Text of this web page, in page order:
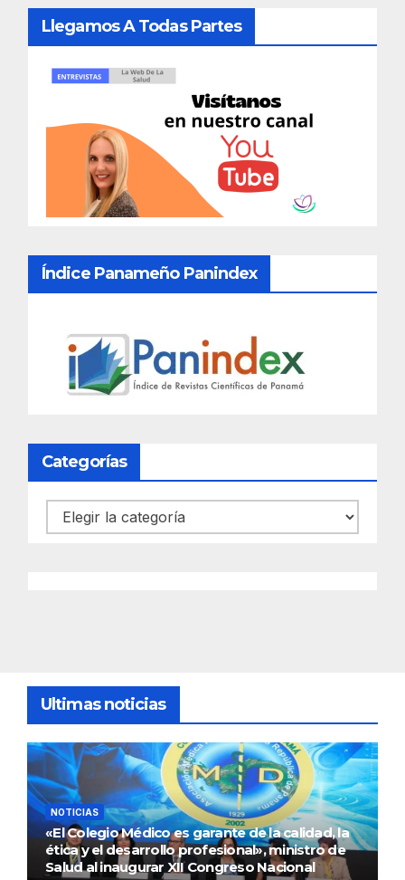
Llegamos A Todas Partes
Índice Panameño Panindex
Categorías
Categorías
Ultimas noticias
NOTICIAS
«El Colegio Médico es garante de la calidad, la
ética y el desarrollo profesional», ministro de
Salud al inaugurar XII Congreso Nacional